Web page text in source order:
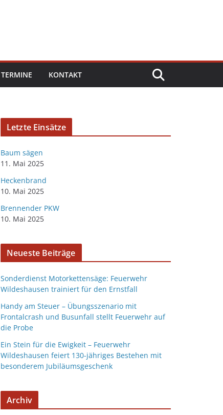
TERMINE KONTAKT
Letzte Einsätze
Baum sägen
11. Mai 2025
Heckenbrand
10. Mai 2025
Brennender PKW
10. Mai 2025
Neueste Beiträge
Sonderdienst Motorkettensäge: Feuerwehr
Wildeshausen trainiert für den Ernstfall
Handy am Steuer – Übungsszenario mit
Frontalcrash und Busunfall stellt Feuerwehr auf
die Probe
Ein Stein für die Ewigkeit – Feuerwehr
Wildeshausen feiert 130-jähriges Bestehen mit
besonderem Jubiläumsgeschenk
Archiv